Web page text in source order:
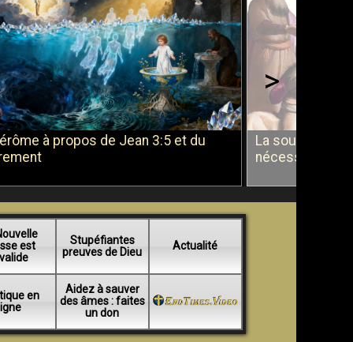
à propos de Jean 3:5 et du
La soumission
nécessité du
>
est
Stupéfiantes
preuves de Dieu
Actualité
en
ligne
Aidez à sauver
des âmes : faites
un don